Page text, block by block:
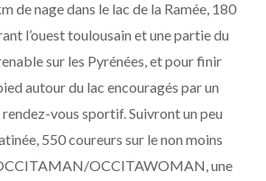
de nage dans le lac de la Ramée, 180
l’ouest toulousain et une partie du
sur les Pyrénées, et pour finir
autour du lac encouragés par un
vous sportif. Suivront un peu
550 coureurs sur le non moins
OCCITAWOMAN, une